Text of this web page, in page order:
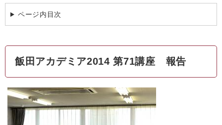
ページ内目次
飯田アカデミア2014 第71講座 報告